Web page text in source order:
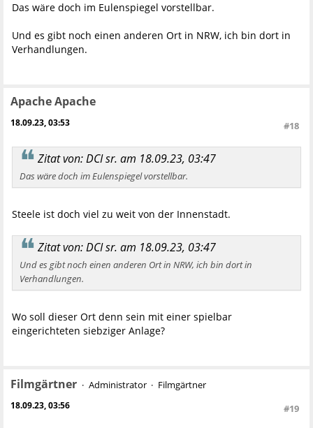
Das wäre doch im Eulenspiegel vorstellbar.
Und es gibt noch einen anderen Ort in NRW, ich bin dort in
Verhandlungen.
Apache Apache
18.09.23, 03:53 #18
Zitat von: DCI sr. am 18.09.23, 03:47
Das wäre doch im Eulenspiegel vorstellbar.
Steele ist doch viel zu weit von der Innenstadt.
Zitat von: DCI sr. am 18.09.23, 03:47
Und es gibt noch einen anderen Ort in NRW, ich bin dort in
Verhandlungen.
Wo soll dieser Ort denn sein mit einer spielbar
eingerichteten siebziger Anlage?
Filmgärtner Administrator Filmgärtner
18.09.23, 03:56 #19